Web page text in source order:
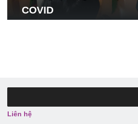
COVID
Liên hệ